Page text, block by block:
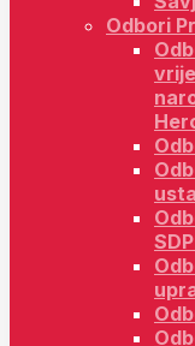
Odbori